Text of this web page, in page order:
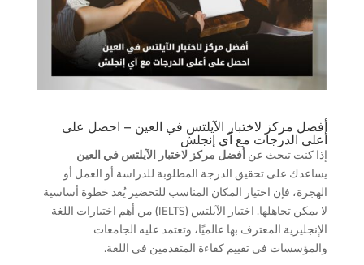
أفضل مركز لاختبار الآيلتس في العين – احصل على
أعلى الدرجات مع آي إنجلش
إذا كنت تبحث عنأفضل مركز لاختبار الآيلتس في العين
يساعدك على تحقيق الدرجة المطلوبة للدراسة أو العمل أو
الهجرة، فإن اختيار المكان المناسب للتحضير يُعد خطوة أساسية
لا يمكن تجاهلها. اختبار الآيلتس (IELTS) من أهم اختبارات اللغة
الإنجليزية المعترف بها عالميًا، وتعتمد عليه الجامعات
والمؤسسات في تقييم كفاءة المتقدمين في اللغة.